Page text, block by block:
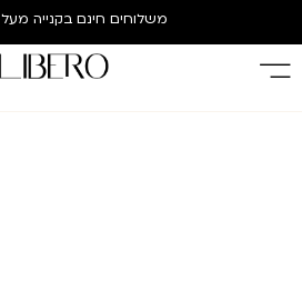
משלוחים חינם בקנייה מעל 299